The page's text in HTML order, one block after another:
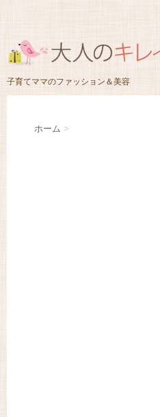
子育てママのファッション＆美容
ホーム >